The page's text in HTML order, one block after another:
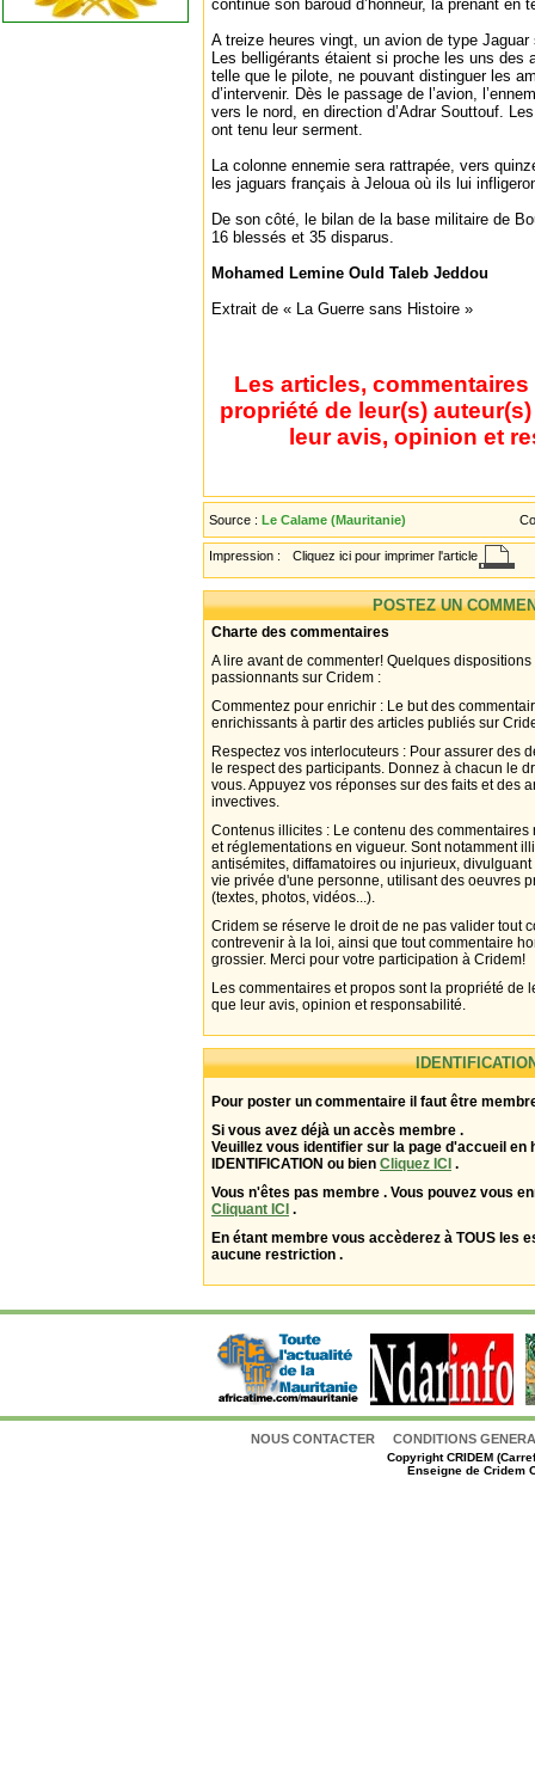
continue son baroud d’honneur, la prenant en
A treize heures vingt, un avion de type
Les belligérants étaient si proche les uns des
telle que le pilote, ne pouvant distinguer les
d’intervenir. Dès le passage de l’avion,
vers le nord, en direction d’Adrar Souttouf.
ont tenu leur serment.
La colonne ennemie sera rattrapée, vers
les jaguars français à Jeloua où ils lui
De son côté, le bilan de la base militaire de
16 blessés et 35 disparus.
Mohamed Lemine Ould Taleb Jeddou
Extrait de « La Guerre sans Histoire »
Les articles,
propriété de leur(s)
leur avis, opinion et
Source : Le Calame (Mauritanie)
Impression : Cliquez ici pour imprimer l'article
POSTEZ UN
Charte des commentaires
A lire avant de commenter! Quelques
passionnants sur Cridem :
Commentez pour enrichir : Le but des
enrichissants à partir des articles publiés sur
Respectez vos interlocuteurs : Pour assurer des
le respect des participants. Donnez à chacun le
vous. Appuyez vos réponses sur des faits et des
invectives.
Contenus illicites : Le contenu des
et réglementations en vigueur. Sont notamment
antisémites, diffamatoires ou injurieux,
vie privée d'une personne, utilisant des oeuvres
(textes, photos, vidéos...).
Cridem se réserve le droit de ne pas valider tout
contrevenir à la loi, ainsi que tout commentaire
grossier. Merci pour votre participation à Cridem!
Les commentaires et propos sont la propriété de
que leur avis, opinion et responsabilité.
Pour poster un commentaire il faut être
Si vous avez déjà un accès membre .
Veuillez vous identifier sur la page d'accueil en
IDENTIFICATION ou bien Cliquez ICI .
Vous n'êtes pas membre . Vous pouvez vous
Cliquant ICI .
En étant membre vous accèderez à TOUS les
aucune restriction .
NOUS CONTACTER CONDITIONS
CopyrightCRIDEM
Enseigne de Cridem